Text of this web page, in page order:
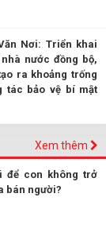
Nơi: Triển khai
nước đồng bộ,
ra khoảng trống
tác bảo vệ bí mật
Xem thêm
để con không trở
bán người?